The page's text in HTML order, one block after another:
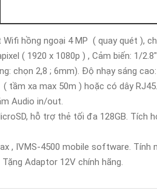
hồng ngoại 4 MP ( quay quét ),
( 1920 x 1080p ) , Cảm biến: 1/
chọn 2,8 ; 6mm). Độ nhạy sáng
tầm xa max 50m ) hoặc có dây
Audio in/out.
hỗ trợ thẻ tối đa 128GB. Tích
, IVMS-4500 mobile software.
Adaptor 12V chính hãng.